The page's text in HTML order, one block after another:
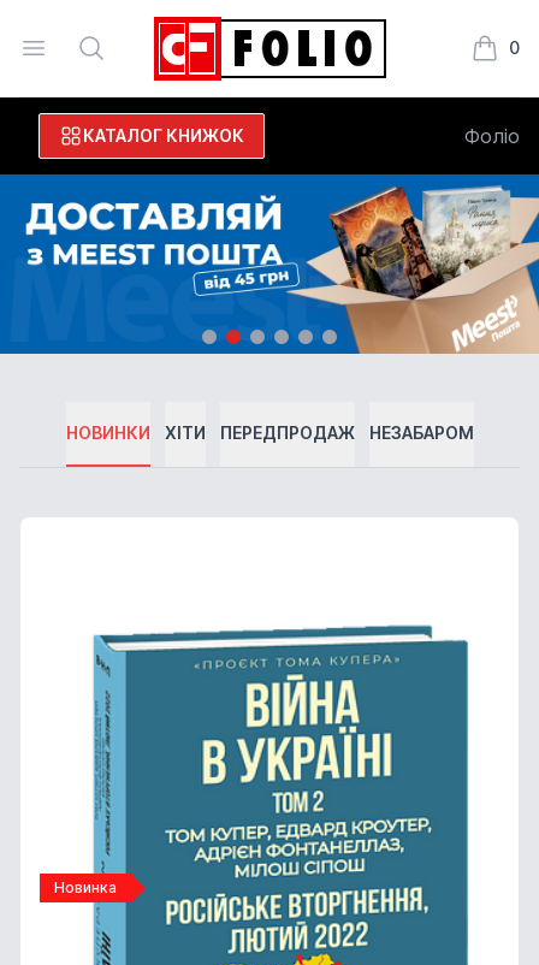
Open menu
Search
Видавництво фоліо
0
КАТАЛОГ КНИЖОК Фоліо
НОВИНКИ ХІТИ ПЕРЕДПРОДАЖ НЕЗАБАРОМ
Новинка